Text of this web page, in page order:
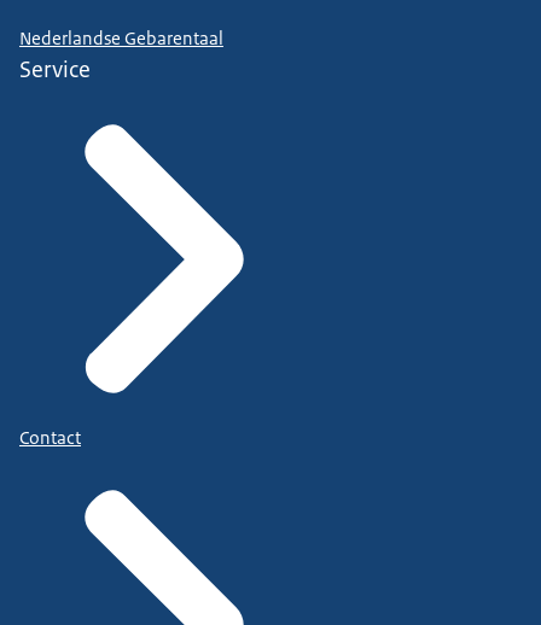
Nederlandse Gebarentaal
Service
Contact